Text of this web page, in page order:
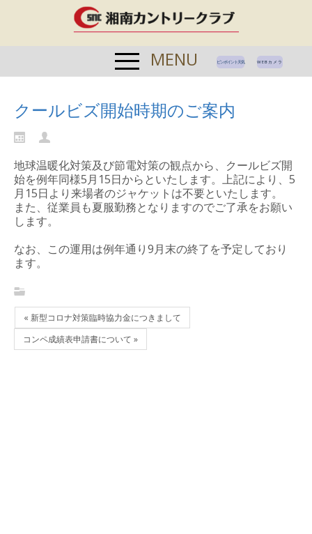
ピンポイント天気 WEBカメラ
MENU
クールビズ開始時期のご案内
地球温暖化対策及び節電対策の観点から、クールビズ開
始を例年同様5月15日からといたします。上記により、5
月15日より来場者のジャケットは不要といたします。
また、従業員も夏服勤務となりますのでご了承をお願い
します。
なお、この運用は例年通り9月末の終了を予定しており
ます。
« 新型コロナ対策臨時協力金につきまして
コンペ成績表申請書について »